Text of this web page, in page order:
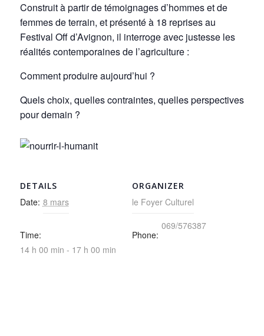
Construit à partir de témoignages d’hommes et de
femmes de terrain, et présenté à 18 reprises au
Festival Off d’Avignon, il interroge avec justesse les
réalités contemporaines de l’agriculture :
Comment produire aujourd’hui ?
Quels choix, quelles contraintes, quelles perspectives
pour demain ?
DETAILS
Date: 8 mars
Time:
14 h 00 min - 17 h 00 min
ORGANIZER
le Foyer Culturel
Phone:
069/576387